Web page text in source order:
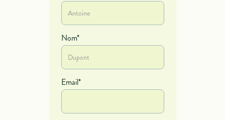
Nom*
Email*